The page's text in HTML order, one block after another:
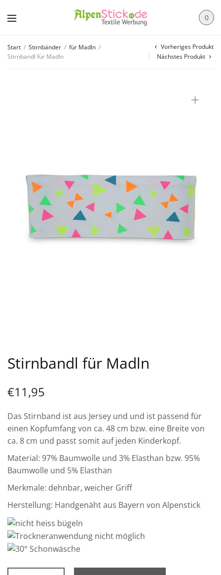
0
Start / Stirnbänder / für Madln /
Stirnbandl für Madln
Vorheriges Produkt
Nächstes Produkt
Stirnbandl für Madln
€11,95
Das Stirnband ist aus Jersey und und ist passend für
einen Kopfumfang von ca. 48 cm bzw. eine Breite von
ca. 8 cm und passt somit auf jeden Kinderkopf.
Material: 97% Baumwolle und 3% Elasthan bzw. 95%
Baumwolle und 5% Elasthan
Merkmale: dehnbar, weicher Griff
Herstellung: Handgenäht aus Bayern von Alpenstick